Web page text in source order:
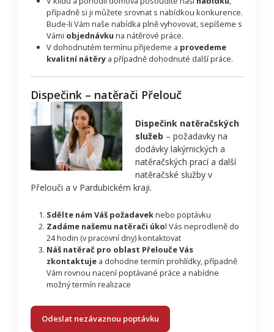
případně si ji můžete srovnat s nabídkou konkurence.
Bude-li Vám naše nabídka plně vyhovovat, sepíšeme s
Vámi objednávku na nátěrové práce.
V dohodnutém termínu přijedeme a provedeme
kvalitní nátěrya případně dohodnuté další práce.
Dispečink – natěrači Přelouč
Dispečink natěračských
služeb – požadavky na
dodávky lakýrnických a
natěračských prací a další
natěračské služby v
Přelouči a v Pardubickém kraji.
Sdělte nám Váš požadaveknebo poptávku
Zadáme našemu natěrači úkol Vás neprodleně do
24 hodin (v pracovní dny) kontaktovat
Náš natěrač pro oblast Přelouče Vás
zkontaktujea dohodne termín prohlídky, případně
Vám rovnou nacení poptávané práce a nabídne
možný termín realizace
Odeslat nezávaznou poptávku